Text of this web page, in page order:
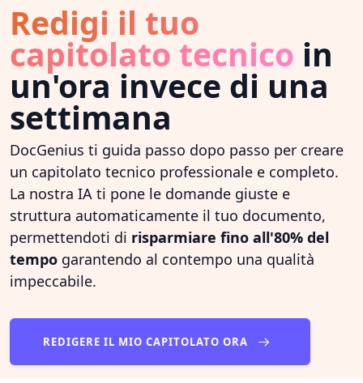
Redigi il tuo
capitolato tecnico in
un'ora invece di una
settimana
DocGenius ti guida passo dopo passo per creare
un capitolato tecnico professionale e completo.
La nostra IA ti pone le domande giuste e
struttura automaticamente il tuo documento,
permettendoti di risparmiare fino all'80% del
tempo garantendo al contempo una qualità
impeccabile.
REDIGERE IL MIO CAPITOLATO ORA